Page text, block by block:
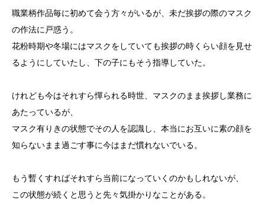
職業柄作品毎に初めて会う方々がいるが、未だ挨拶の際のマスク
の作法に戸惑う。
花粉時期や冬場にはマスクをしていても挨拶の時くらい顔を見せ
るようにしていたし、下の子にもそう指導していた。
けれども今はそれすら憚られる時世、マスクのまま挨拶し業務に
あたっているが、
マスク有りきの状態でその人を認識し、本当にお互いに素の顔を
知らないまま過ごす事に今はまだ慣れないでいる。
もう暫くすればそれすら当前になっていくのかもしれないが、
この状態が続くと思うと先々気掛かりなことがある。